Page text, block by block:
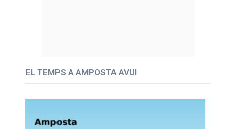
EL TEMPS A AMPOSTA AVUI